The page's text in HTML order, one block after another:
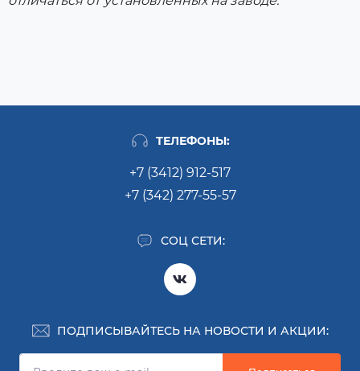
ТЕЛЕФОНЫ:
+7 (3412) 912-517
+7 (342) 277-55-57
СОЦ СЕТИ:
ПОДПИСЫВАЙТЕСЬ НА НОВОСТИ И АКЦИИ: